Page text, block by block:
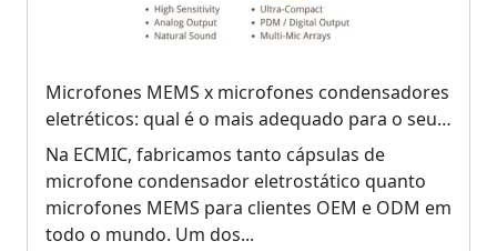
Microfones MEMS x microfones condensadores
eletréticos: qual é o mais adequado para o seu
produto?
Na ECMIC, fabricamos tanto cápsulas de
microfone condensador eletrostático quanto
microfones MEMS para clientes OEM e ODM em
todo o mundo. Um dos...